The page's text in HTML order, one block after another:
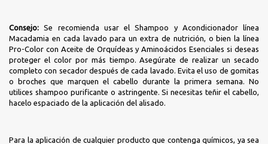
Consejo: Se recomienda usar el Shampoo y Acondicionador línea
Macadamia en cada lavado para un extra de nutrición, o bien la línea
Pro-Color con Aceite de Orquídeas y Aminoácidos Esenciales si deseas
proteger el color por más tiempo. Asegúrate de realizar un secado
completo con secador después de cada lavado. Evita el uso de gomitas
o broches que marquen el cabello durante la primera semana. No
utilices shampoo purificante o astringente. Si necesitas teñir el cabello,
hacelo espaciado de la aplicación del alisado.
Para la aplicación de cualquier producto que contenga químicos, ya sea